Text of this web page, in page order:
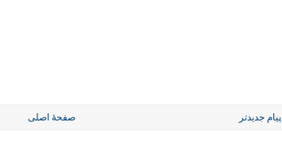
پیام جدیدتر صفحهٔ اصلی